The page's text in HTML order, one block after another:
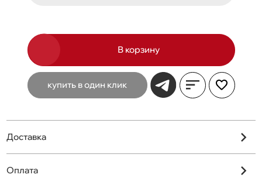
В корзину
купить в один клик
Доставка
Оплата